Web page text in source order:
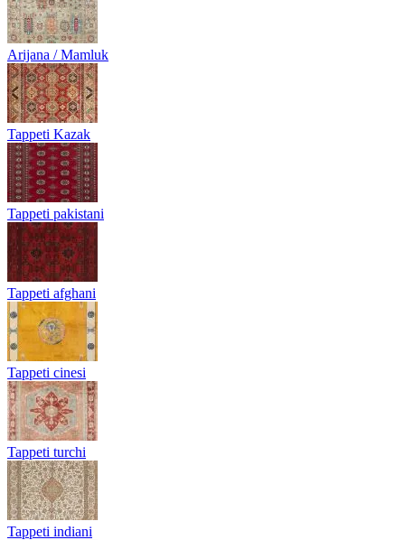
Arijana / Mamluk
Tappeti Kazak
Tappeti pakistani
Tappeti afghani
Tappeti cinesi
Tappeti turchi
Tappeti indiani